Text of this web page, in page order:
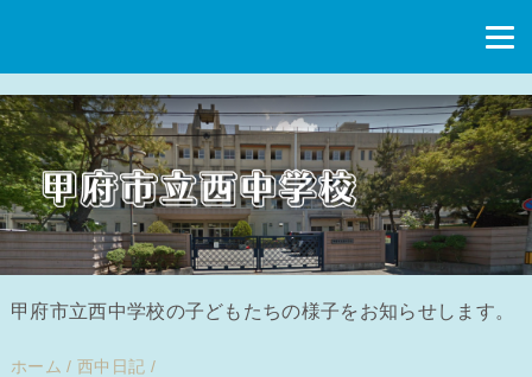
甲府市立西中学校の子どもたちの様子をお知らせします。
ホーム / 西中日記 /